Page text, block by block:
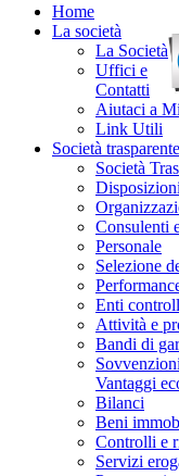
Home
La società
La Società
Uffici e
Contatti
Aiutaci a
Link Utili
Società trasparente
Società
Consulenti
Personale
Selezione
Enti
Attività e
Bandi di
Vantaggi
Bilanci
Beni
Controlli e
Servizi